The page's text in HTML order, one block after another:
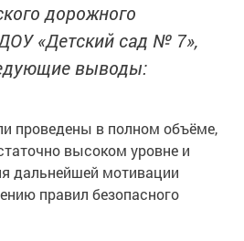
дорожного
«Детский сад № 7»,
выводы:
проведены в полном объёме,
высоком уровне и
дальнейшей мотивации
правил безопасного